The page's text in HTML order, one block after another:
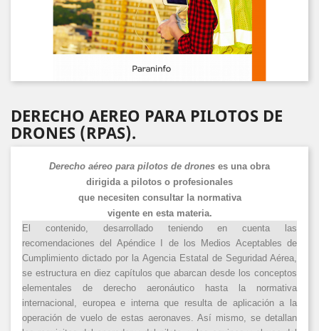
DERECHO AEREO PARA PILOTOS DE
DRONES (RPAS).
Derecho aéreo para pilotos de drones es una obra
dirigida a pilotos o profesionales
que necesiten consultar la normativa
vigente en esta materia.
El contenido, desarrollado teniendo en cuenta las
recomendaciones del Apéndice I de los Medios Aceptables de
Cumplimiento dictado por la Agencia Estatal de Seguridad Aérea,
se estructura en diez capítulos que abarcan desde los conceptos
elementales de derecho aeronáutico hasta la normativa
internacional, europea e interna que resulta de aplicación a la
operación de vuelo de estas aeronaves. Así mismo, se detallan